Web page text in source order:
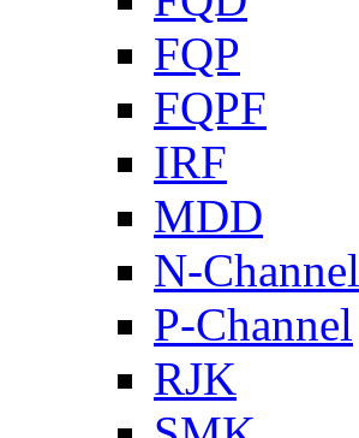
FQP
FQPF
IRF
MDD
N-Channel
P-Channel
RJK